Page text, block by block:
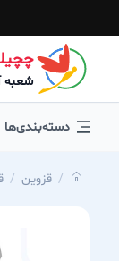
شعبه
دسته‌بندی‌ها
قزوین